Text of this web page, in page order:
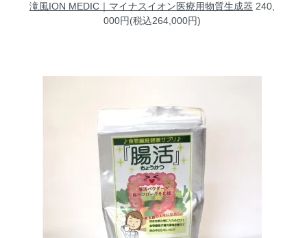
滝風ION MEDIC｜マイナスイオン医療用物質生成器 240,
000円(税込264,000円)